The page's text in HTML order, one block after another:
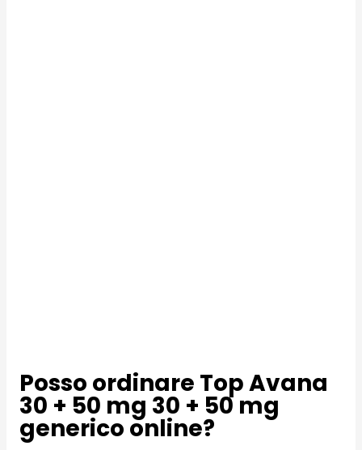
Posso ordinare Top Avana
30 + 50 mg 30 + 50 mg
generico online?